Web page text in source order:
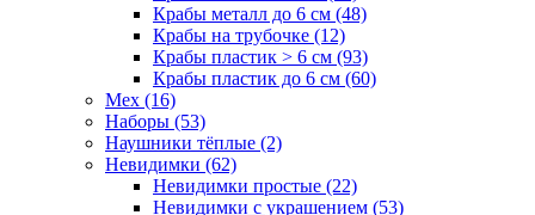
Крабы металл до 6 см (48)
Крабы на трубочке (12)
Крабы пластик > 6 см (93)
Крабы пластик до 6 см (60)
Мех (16)
Наборы (53)
Наушники тёплые (2)
Невидимки (62)
Невидимки простые (22)
Невидимки с украшением (53)